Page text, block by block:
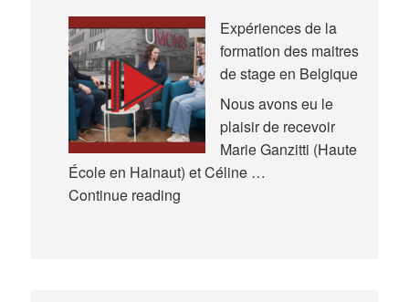
en
Éducation
et
en
Formation
(AREF)
Expériences de la
formation des maitres
de stage en Belgique
Nous avons eu le
plaisir de recevoir
Marie Ganzitti (Haute
École en Hainaut) et Céline …
Continue readingExpériences